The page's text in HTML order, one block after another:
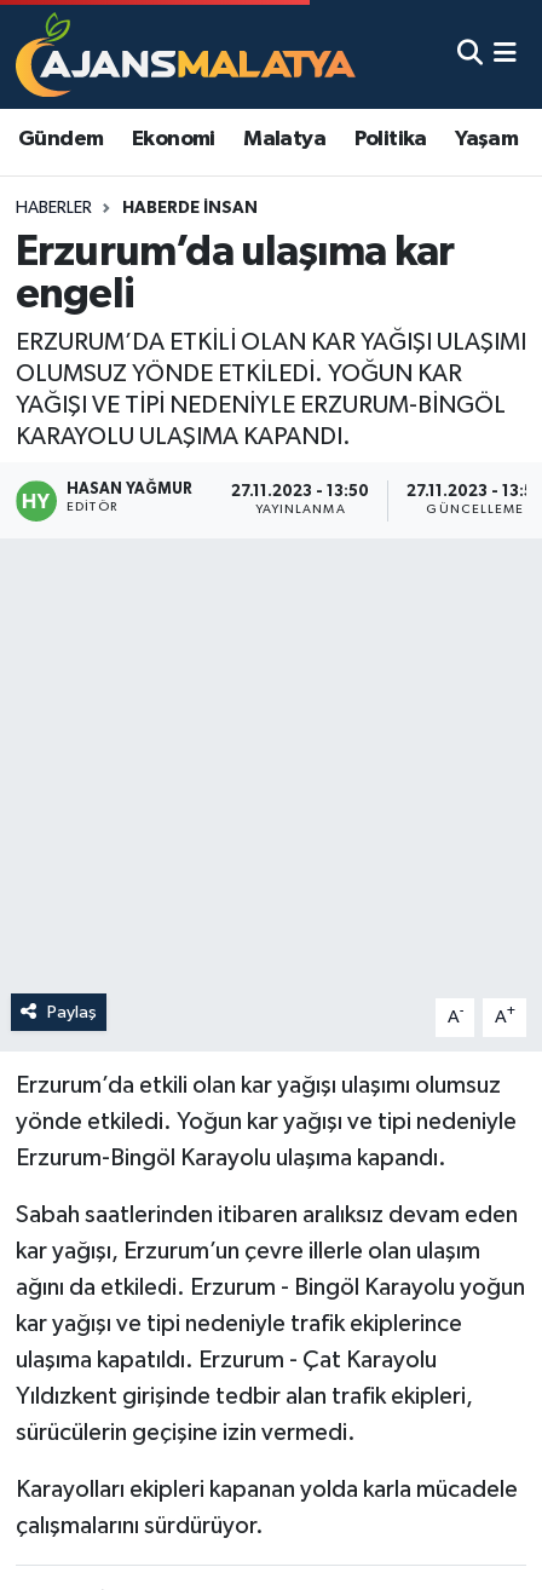
Gündem Ekonomi Malatya Politika Yaşam
HABERLER HABERDE INSAN
Erzurum’da ulaşıma kar
engeli
ERZURUM’DA ETKİLİ OLAN KAR YAĞIŞI ULAŞIMI
OLUMSUZ YÖNDE ETKİLEDİ. YOĞUN KAR
YAĞIŞI VE TİPİ NEDENİYLE ERZURUM-BİNGÖL
KARAYOLU ULAŞIMA KAPANDI.
HASAN YAĞMUR
EDITÖR
27.11.2023 - 13:50
YAYINLANMA
27.11.2023 -
GÜNCELLEME
Paylaş A- A+
Erzurum’da etkili olan kar yağışı ulaşımı olumsuz
yönde etkiledi. Yoğun kar yağışı ve tipi nedeniyle
Erzurum-Bingöl Karayolu ulaşıma kapandı.
Sabah saatlerinden itibaren aralıksız devam eden
kar yağışı, Erzurum’un çevre illerle olan ulaşım
ağını da etkiledi. Erzurum - Bingöl Karayolu yoğun
kar yağışı ve tipi nedeniyle trafik ekiplerince
ulaşıma kapatıldı. Erzurum - Çat Karayolu
Yıldızkent girişinde tedbir alan trafik ekipleri,
sürücülerin geçişine izin vermedi.
Karayolları ekipleri kapanan yolda karla mücadele
çalışmalarını sürdürüyor.
Asayiş
Eğitim
Ekonomi
Gündem
Kadın
Malatya Nöbetçi Eczaneler
Malatya Namaz Vakitleri
Malatya Trafik Yoğunluk Haritası
TFF 3.Lig 2.Grup Puan Durumu ve Fikstür
Tüm Manşetler